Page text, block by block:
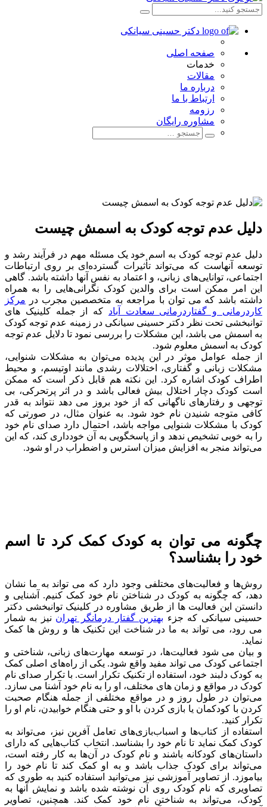
صفحه اصلی
خدمات
مقالات
درباره ما
ارتباط با ما
رزومه
مشاوره رایگان
دلیل عدم توجه کودک به اسمش چیست
دلیل عدم توجه کودک به اسم خود یک مسئله مهم در فرآیند رشد و
توسعه آنهاست که می‌تواند تأثیرات گسترده‌ای بر روی ارتباطات
اجتماعی، توانایی‌های زبانی، و اعتماد به نفس آنها داشته باشد. گاهی
این امر ممکن است برای والدین کودک نگرانی‌هایی را به همراه
داشته باشد که می توان با مراجعه به متخصصین مجرب در مرکز
کاردرمانی و گفتاردرمانی سعادت آباد که از جمله کلینیک های
توانبخشی تحت نظر دکتر حسینی سیانکی در زمینه عدم توجه کودک
به اسمش می باشد، این مشکلات را بررسی نمود تا دلایل عدم توجه
کودک به اسمش معلوم شود.
از جمله عوامل موثر در این پدیده می‌توان به مشکلات شنوایی،
مشکلات زبانی و گفتاری، اختلالات رشدی مانند اوتیسم، و محیط
اطراف کودک اشاره کرد. این نکته هم قابل ذکر است که ممکن
است کودک دچار اختلال بیش فعالی باشد و در اثر پرتحرکی، بی
توجهی و رفتارهای ناگهانی که از خود بروز می دهد نتواند به قدر
کافی متوجه شنیدن نام خود شود. به عنوان مثال، در صورتی که
کودک با مشکلات شنوایی مواجه باشد، احتمال دارد صدای نام خود
را به خوبی تشخیص ندهد و از پاسخگویی به آن خودداری کند، که این
می‌تواند منجر به افزایش میزان استرس و اضطراب در او شود.
چگونه می توان به کودک کمک کرد تا اسم
خود را بشناسد؟
روش‌ها و فعالیت‌های مختلفی وجود دارد که می تواند به ما نشان
دهد، که چگونه به کودک در شناختن نام خود کمک کنیم. آشنایی و
دانستن این فعالیت ها از طریق مشاوره در کلینیک توانبخشی دکتر
حسینی سیانکی که جزء بهترین گفتار درمانگر تهران نیز به شمار
می رود، می تواند به ما در شناخت این تکنیک ها و روش ها کمک
نماید.
و بیان می شود فعالیت‌ها، در توسعه مهارت‌های زبانی، شناختی و
اجتماعی کودک می تواند مفید واقع شود. یکی از راه‌های اصلی کمک
به کودک دلبند خود، استفاده از تکنیک تکرار است. با تکرار صدای نام
کودک در مواقع و زمان های مختلف، او را به نام خود آشنا می سازد.
می‌توان در طول روز و در مواقع مختلفی از جمله هنگام صحبت
کردن با کودکمان یا بازی کردن با او و حتی هنگام خوابیدن، نام او را
تکرار کنید.
استفاده از کتاب‌ها و اسباب‌بازی‌های تعامل آفرین نیز، می‌تواند به
کودک کمک نماید تا نام خود را بشناسد. انتخاب کتاب‌هایی که دارای
داستان‌های کودکانه باشند و نام کودک در آن‌ها به کار رفته است،
می‌تواند برای کودک جذاب باشد و به او کمک کند تا نام خود را
بیاموزد. از تصاویر آموزشی نیز می‌توانید استفاده کنید به طوری که
تصاویری که نام کودک روی آن نوشته شده باشد و نمایش آنها به
کودک، می‌تواند به شناختن نام خود کمک کند. همچنین، تصاویر